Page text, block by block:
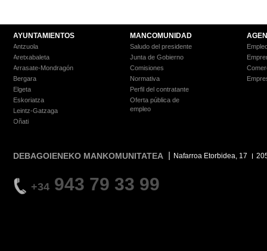
AYUNTAMIENTOS
Antzuola
Aretxabaleta
Arrasate-Mondragón
Bergara
Elgeta
Eskoriatza
Leintz-Gatzaga
Oñati
MANCOMUNIDAD
Saludo del presidente
Junta de Gobierno
Comisiones
Normativa
Perfil del contratante
Oferta pública de
empleo
DEBAGOIENEKO MANKOMUNITATEA Nafarroa Etorbidea, 17
+34 943 79 33 99